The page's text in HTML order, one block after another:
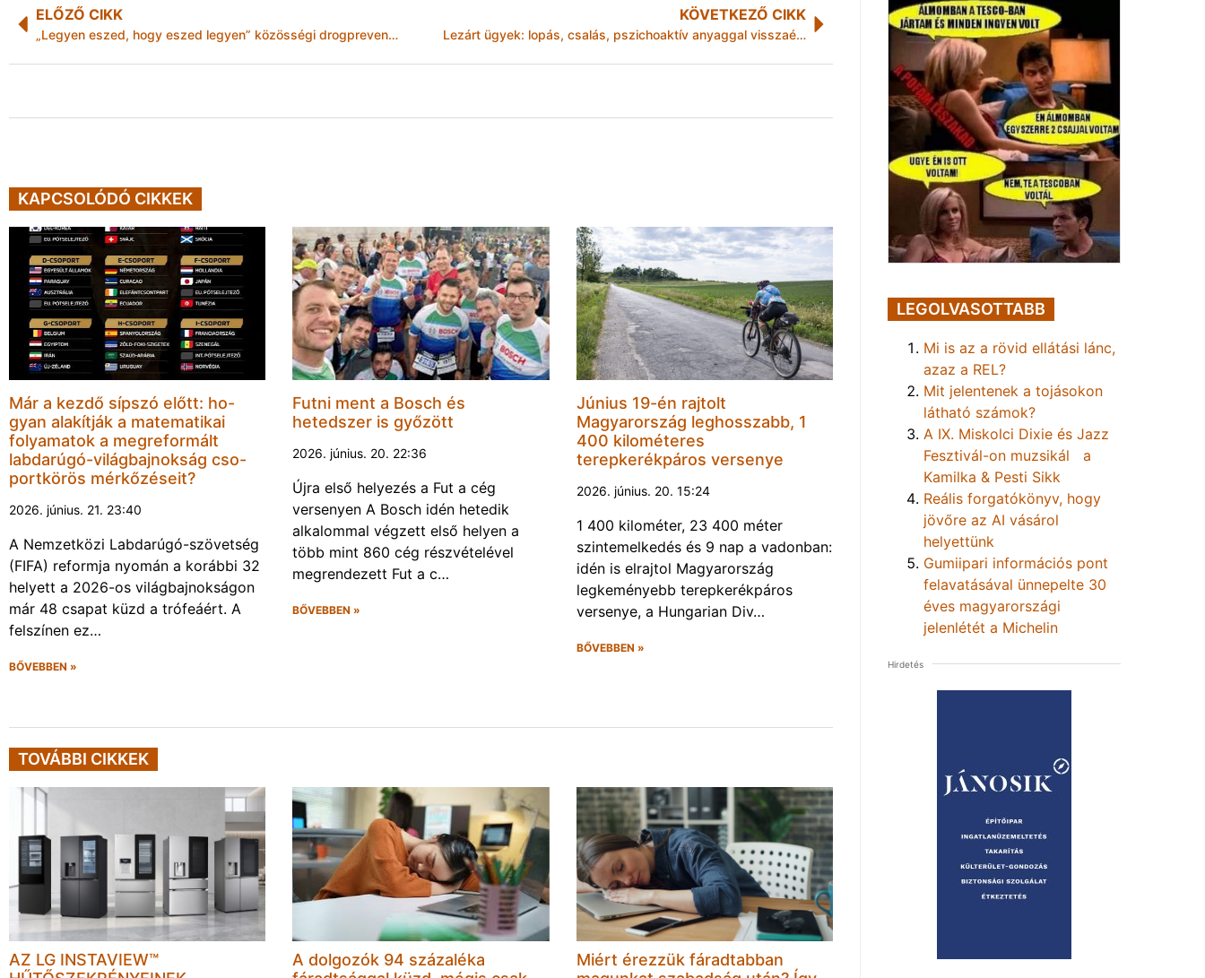
ELŐZŐ CIKK
„Legyen eszed, hogy eszed legyen” közösségi drogprevenciós bűnmegelőzési program következő állomása
KÖVETKEZŐ CIKK
Lezárt ügyek: lopás, csalás, pszichoaktív anyaggal visszaélés
KAPCSOLÓDÓ CIKKEK
Már a kezdő sípszó előtt: ho-
gyan alakítják a matematikai
folyamatok a megreformált
labdarúgó-világbajnokság cso-
portkörös mérkőzéseit?
2026. június. 21. 23:40
A Nemzetközi Labdarúgó-szövetség
(FIFA) reformja nyomán a korábbi 32
helyett a 2026-os világbajnokságon
már 48 csapat küzd a trófeáért. A
felszínen ez…
BŐVEBBEN »
Futni ment a Bosch és
hetedszer is győzött
2026. június. 20. 22:36
Újra első helyezés a Fut a cég
versenyen A Bosch idén hetedik
alkalommal végzett első helyen a
több mint 860 cég részvételével
megrendezett Fut a c…
BŐVEBBEN »
Június 19-én rajtolt
Magyarország leghosszabb, 1
400 kilométeres
terepkerékpáros versenye
2026. június. 20. 15:24
1 400 kilométer, 23 400 méter
szintemelkedés és 9 nap a vadonban:
idén is elrajtol Magyarország
legkeményebb terepkerékpáros
versenye, a Hungarian Div…
BŐVEBBEN »
TOVÁBBI CIKKEK
AZ LG INSTAVIEW™
A dolgozók 94 százaléka
Miért érezzük fáradtabban
LEGOLVASOTTABB
Mi is az a rövid ellátási lánc,
azaz a REL?
Mit jelentenek a tojásokon
látható számok?
A IX. Miskolci Dixie és Jazz
Fesztivál-on muzsikál a
Kamilka & Pesti Sikk
Reális forgatókönyv, hogy
jövőre az AI vásárol
helyettünk
Gumiipari információs pont
felavatásával ünnepelte 30
éves magyarországi
jelenlétét a Michelin
Hirdetés